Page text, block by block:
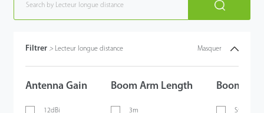
Filtrer > Lecteur longue distance Masquer
Antenna Gain
12dBi
Boom Arm Length
3m
Boom
Straight